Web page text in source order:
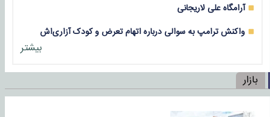
آرامگاه علی لاریجانی
واکنش ترامپ به سوالی درباره اتهام تعرض و کودک آزاری‌اش
بیشتر
بازار